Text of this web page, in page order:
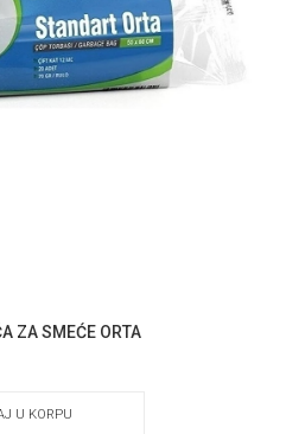
ZA SMEĆE ORTA
U KORPU